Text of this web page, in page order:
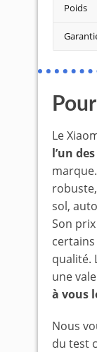
Poids
Le
l’un
sol,
Son
certains
qualité.
une
à vous
Nous
du test